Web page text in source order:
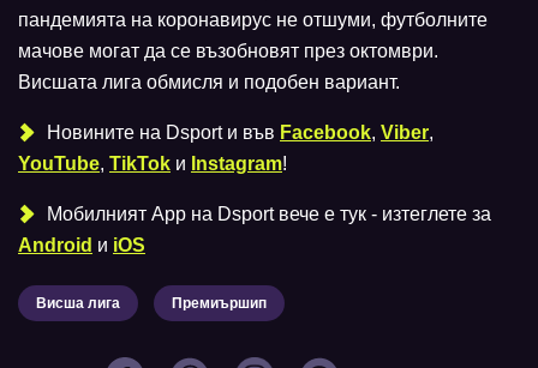
пандемията на коронавирус не отшуми, футболните
мачове могат да се възобновят през октомври.
Висшата лига обмисля и подобен вариант.
Новините на Dsport и във Facebook, Viber,
YouTube, TikTok и Instagram!
Мобилният Аpp на Dsport вече е тук - изтеглете за
Android и iOS
Висша лига Премиършип